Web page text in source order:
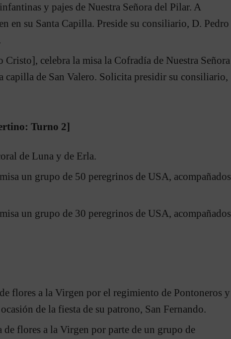
y pajes de Nuestra Señora del Pilar. A
en su Santa Capilla. Preside su consiliario, D. Pedro
celebra la misa la Cofradía de Nuestra Señora
capilla de San Valero. Solicita presidir su consiliario,
Turno 2]
de Luna y de Erla.
un grupo de 50 peregrinos de USA, acompañados
un grupo de 30 peregrinos de USA, acompañados
flores a la Virgen por el regimiento de Pontoneros y
de la fiesta de su patrono, San Fernando.
flores a la Virgen por parte de un grupo de